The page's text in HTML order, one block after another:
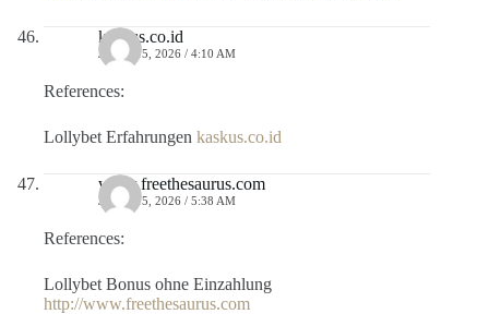
kaskus.co.id
JULIO 15, 2026 / 4:10 AM
References:
Lollybet Erfahrungen kaskus.co.id
www.freethesaurus.com
JULIO 15, 2026 / 5:38 AM
References:
Lollybet Bonus ohne Einzahlung
http://www.freethesaurus.com